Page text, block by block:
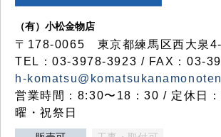
（有）小松金物店
〒178-0065 東京都練馬区西大泉
TEL：03-3978-3923 / FAX：03-
h-
営業時間：8:30〜18：30 / 定休日：
曜・祝祭日